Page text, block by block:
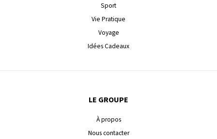
Sport
Vie Pratique
Voyage
Idées Cadeaux
LE GROUPE
À propos
Nous contacter